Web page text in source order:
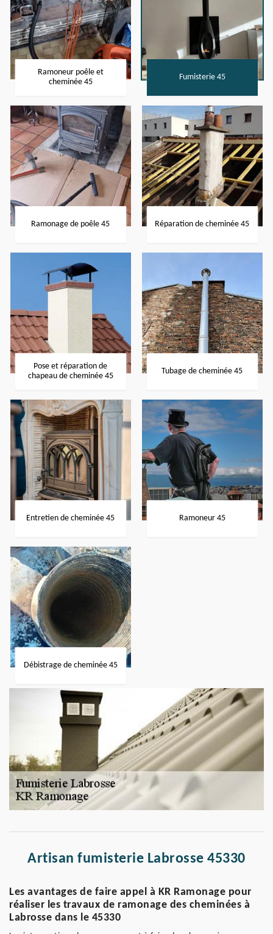
Ramoneur poêle et
cheminée 45
Fumisterie 45
Ramonage de poêle 45 Réparation de cheminée 45
Pose et réparation de
chapeau de cheminée 45
Tubage de cheminée 45
Entretien de cheminée 45 Ramoneur 45
Débistrage de cheminée 45
Artisan fumisterie Labrosse 45330
Les avantages de faire appel à KR Ramonage pour
réaliser les travaux de ramonage des cheminées à
Labrosse dans le 45330